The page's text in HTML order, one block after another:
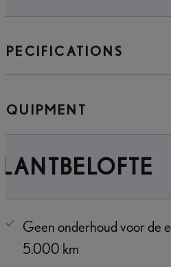
Geen onderhoud voor de
5.000 km